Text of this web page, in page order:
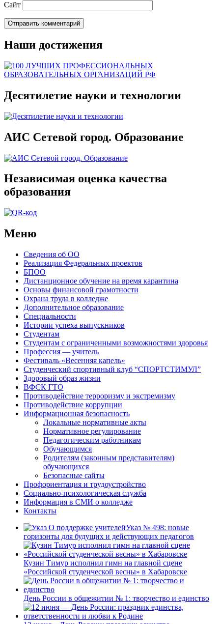
Сайт
Наши достижения
Десятилетие науки и технологии
АИС Сетевой город. Образование
Независимая оценка качества
образования
Меню
Сведения об ОО
Реализация Федеральных проектов
БПОО
Дистанционное обучение на время карантина
Основы финансовой грамотности
Охрана труда в колледже
Дополнительное образование
Специальности
Истории успеха выпускников
Студентам
Студентам с ограниченными возможностями здоровья
Профессия — учитель
Фестиваль «Весенняя капель»
Студенческий спортивный клуб “СПОРТСТИМУЛ”
Здоровый образ жизни
ВФСК ГТО
Противодействие терроризму и экстремизму
Противодействие коррупции
Информационная безопасность
Локальные нормативные акты
Нормативное регулирование
Педагогическим работникам
Обучающимся
Родителям (законным представителям)
обучающихся
Безопасные сайты
Профориентация и трудоустройство
Социально-психологическая служба
Информация в СМИ о колледже
Контакты
Указ № 498: новые
горизонты для будущих и действующих педагогов
Кузин Тимур исполнил гимн на главной сцене
«Российской студенческой весны» в Хабаровске
День России в общежитии № 1: творчество и единство